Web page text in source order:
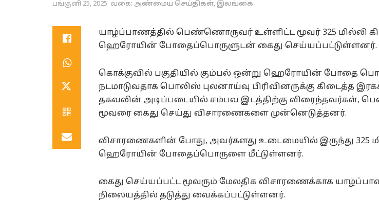
பங்குனி 25, 2025 வகை: அண்மைய செய்திகள்,இலங்கை
யாழ்ப்பாணத்தில் பெண்ணொருவர் உள்ளிட்ட மூவர் 325 மில்லி
ஹெரோயின் போதைப்பொருளுடன் கைது செய்யப்பட்டுள்ளனர்.
கொக்குவில் பகுதியில் கும்பல் ஒன்று ஹெரோயின் போதை
நடமாடுவதாக பொலிஸ் புலனாய்வு பிரிவினருக்கு கிடைத்த
தகவலின் அடிப்படையில் சம்பவ இடத்திற்கு விரைந்தவர்கள்,
மூவரை கைது செய்து விசாரணைகளை முன்னெடுத்தனர்.
விசாரணைகளின் போது, அவர்களது உடைமையில் இருந்து 325
ஹெரோயின் போதைப்பொருளை மீட்டுள்ளனர்.
கைது செய்யப்பட்ட மூவரும் மேலதிக விசாரணைக்காக
நிலையத்தில் தடுத்து வைக்கப்பட்டுள்ளனர்.